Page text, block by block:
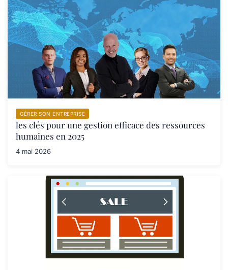
GÉRER SON ENTREPRISE
les clés pour une gestion efficace des ressources
humaines en 2025
4 mai 2026